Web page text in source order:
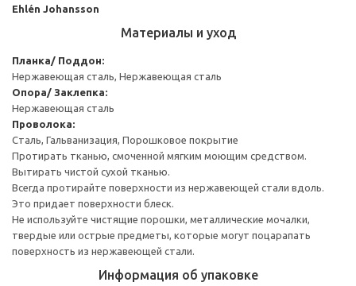
Ehlén Johansson
Материалы и уход
Планка/ Поддон:
Нержавеющая сталь, Нержавеющая сталь
Опора/ Заклепка:
Нержавеющая сталь
Проволока:
Сталь, Гальванизация, Порошковое покрытие
Протирать тканью, смоченной мягким моющим средством.
Вытирать чистой сухой тканью.
Всегда протирайте поверхности из нержавеющей стали вдоль.
Это придает поверхности блеск.
Не используйте чистящие порошки, металлические мочалки,
твердые или острые предметы, которые могут поцарапать
поверхность из нержавеющей стали.
Информация об упаковке